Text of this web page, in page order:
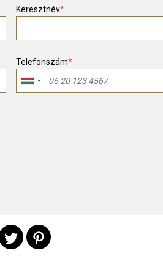
Keresztnév*
Telefonszám*